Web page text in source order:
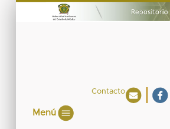
Contacto
Menú